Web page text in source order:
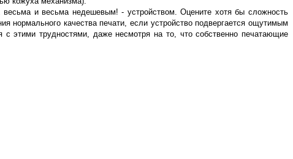
весьма и весьма недешевым! - устройством. Оцените хотя бы сложность
нормального качества печати, если устройство подвергается ощутимым
этими трудностями, даже несмотря на то, что собственно печатающие